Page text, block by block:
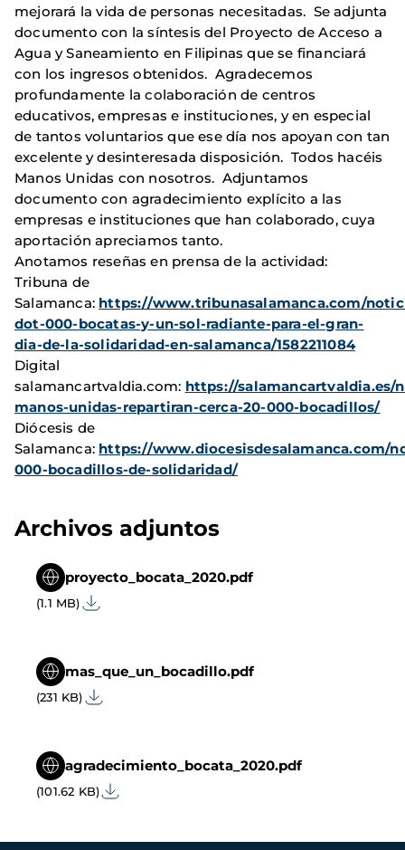
mejorará la vida de personas necesitadas. Se adjunta
documento con la síntesis del Proyecto de Acceso a
Agua y Saneamiento en Filipinas que se financiará
con los ingresos obtenidos. Agradecemos
profundamente la colaboración de centros
educativos, empresas e instituciones, y en especial
de tantos voluntarios que ese día nos apoyan con tan
excelente y desinteresada disposición. Todos hacéis
Manos Unidas con nosotros. Adjuntamos
documento con agradecimiento explícito a las
empresas e instituciones que han colaborado, cuya
aportación apreciamos tanto.
Anotamos reseñas en prensa de la actividad:
Tribuna de
Salamanca: https://www.tribunasalamanca.com/
dot-000-bocatas-y-un-sol-radiante-para-el-gran-
dia-de-la-solidaridad-en-salamanca/1582211084
Digital
salamancartvaldia.com: https://salamancartvaldia.es/
manos-unidas-repartiran-cerca-20-000-bocadillos/
Diócesis de
Salamanca: https://www.diocesisdesalamanca.com/
000-bocadillos-de-solidaridad/
Archivos adjuntos
proyecto_bocata_2020.pdf
(1.1 MB)
mas_que_un_bocadillo.pdf
(231 KB)
agradecimiento_bocata_2020.pdf
(101.62 KB)